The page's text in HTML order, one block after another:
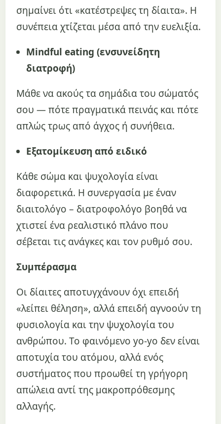
σημαίνει ότι «κατέστρεψες τη δίαιτα». Η
συνέπεια χτίζεται μέσα από την ευελιξία.
Mindful eating (ενσυνείδητη
διατροφή)
Μάθε να ακούς τα σημάδια του σώματός
σου — πότε πραγματικά πεινάς και πότε
απλώς τρως από άγχος ή συνήθεια.
Εξατομίκευση από ειδικό
Κάθε σώμα και ψυχολογία είναι
διαφορετικά. Η συνεργασία με έναν
διαιτολόγο – διατροφολόγο βοηθά να
χτιστεί ένα ρεαλιστικό πλάνο που
σέβεται τις ανάγκες και τον ρυθμό σου.
Συμπέρασμα
Οι δίαιτες αποτυγχάνουν όχι επειδή
«λείπει θέληση», αλλά επειδή αγνοούν τη
φυσιολογία και την ψυχολογία του
ανθρώπου. Το φαινόμενο yo-yo δεν είναι
αποτυχία του ατόμου, αλλά ενός
συστήματος που προωθεί τη γρήγορη
απώλεια αντί της μακροπρόθεσμης
αλλαγής.